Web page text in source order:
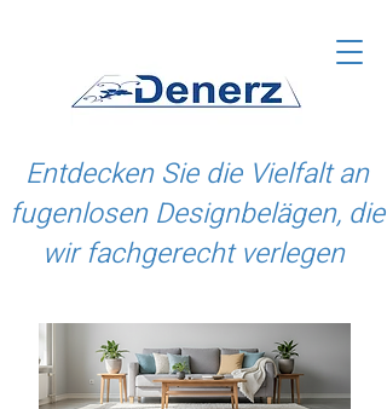
Entdecken Sie die Vielfalt an
fugenlosen Designbelägen, die
wir fachgerecht verlegen